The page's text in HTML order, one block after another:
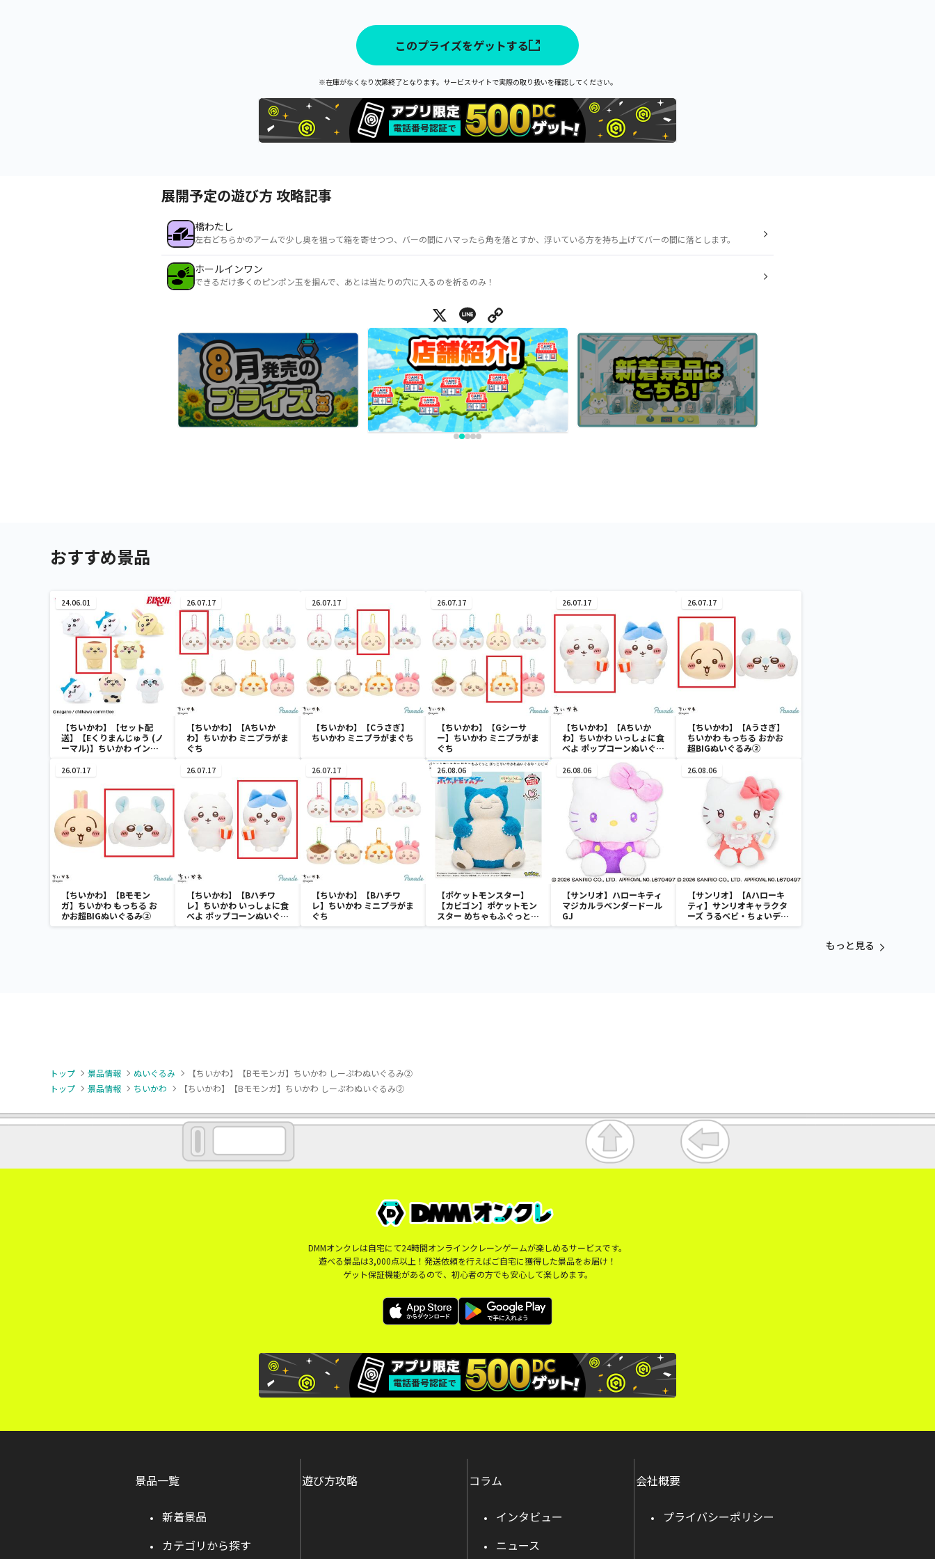
このプライズをゲットする
※在庫がなくなり次第終了となります。サービスサイトで実際の取り扱いを確認してください。
展開予定の遊び方 攻略記事
橋わたし
左右どちらかのアームで少し奥を狙って箱を寄せつつ、バーの間にハマったら角を落とすか、浮いている方を持ち上げてバーの間に落とします。
ホールインワン
できるだけ多くのピンポン玉を掴んで、あとは当たりの穴に入るのを祈るのみ！
X Line
おすすめ景品
24.06.01
【ちいかわ】【セット配
送】【Eくりまんじゅう (ノ
ーマル)】ちいかわ インテ
26.07.17
【ちいかわ】【Aちいか
わ】ちいかわ ミニプラがま
ぐち
26.07.17
【ちいかわ】【Cうさぎ】
ちいかわ ミニプラがまぐち
26.07.17
【ちいかわ】【Gシーサ
ー】ちいかわ ミニプラがま
ぐち
26.07.17
【ちいかわ】【Aちいか
わ】ちいかわ いっしょに食
べよ ポップコーンぬいぐる
26.07.17
【ちいかわ】【Aうさぎ】
ちいかわ もっちる おかお
超BIGぬいぐるみ②
26.07.17
【ちいかわ】【Bモモン
ガ】ちいかわ もっちる お
かお超BIGぬいぐるみ②
26.07.17
【ちいかわ】【Bハチワ
レ】ちいかわ いっしょに食
べよ ポップコーンぬいぐる
み
26.07.17
【ちいかわ】【Bハチワ
レ】ちいかわ ミニプラがま
ぐち
26.08.06
【ポケットモンスター】
【カビゴン】ポケットモン
スター めちゃもふぐっと
ほっこりいやされぬいぐる
26.08.06
【サンリオ】ハローキティ
マジカルラベンダードール
GJ
26.08.06
【サンリオ】【Aハローキ
ティ】サンリオキャラクタ
ーズ うるベビ・ちょいデカ
ドール
もっと見る
トップ 景品情報 ぬいぐるみ
【ちいかわ】【Bモモンガ】ちいかわ しーぷわぬいぐるみ②
トップ
景品情報 ちいかわ 【ちいかわ】【Bモモンガ】ちいかわ しーぷわぬいぐるみ②
DMMオンクレは自宅にて24時間オンラインクレーンゲームが楽しめるサービスです。
遊べる景品は3,000点以上！発送依頼を行えばご自宅に獲得した景品をお届け！
ゲット保証機能があるので、初心者の方でも安心して楽しめます。
景品一覧
新着景品
カテゴリから探す
遊び方攻略 コラム
インタビュー
ニュース
会社概要
プライバシーポリシー